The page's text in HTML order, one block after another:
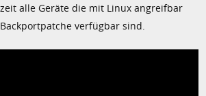
alle Geräte die mit Linux angreifbar
verfügbar sind.